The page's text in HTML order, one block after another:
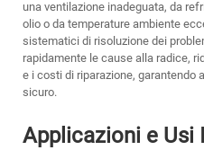
una ventilazione inadeguata, da
olio o da temperature ambiente
sistematici di risoluzione dei
rapidamente le cause alla radice,
e i costi di riparazione, garantendo
sicuro.
Applicazioni e Usi